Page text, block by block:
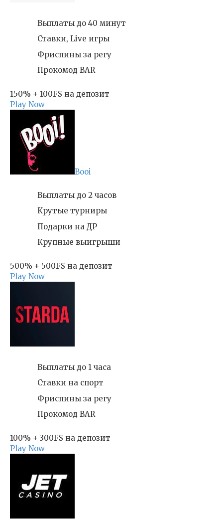
Выплаты до 40 минут
Ставки, Live игры
Фриспины за регу
Прокомод BAR
150% + 100FS на депозит
Play Now
Booi
Выплаты до 2 часов
Крутые турниры
Подарки на ДР
Крупные выигрыши
500% + 500FS на депозит
Play Now
Выплаты до 1 часа
Ставки на спорт
Фриспины за регу
Прокомод BAR
100% + 300FS на депозит
Play Now